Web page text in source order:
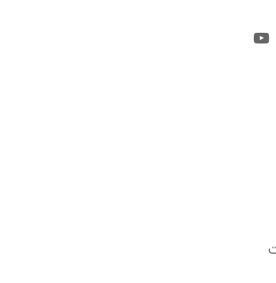
Youtube